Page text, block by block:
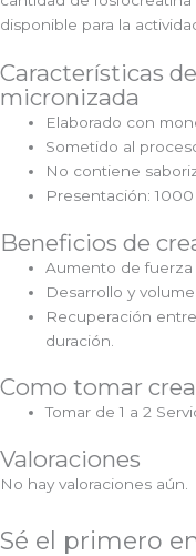
disponible para la
Características
micronizada
Elaborado con
Sometido al
No contiene
Presentación:
Beneficios de
Aumento de fuerza
Desarrollo y
Recuperación
duración.
Como tomar
Tomar de 1 a 2
Valoraciones
No hay valoraciones aún.
Sé el primero